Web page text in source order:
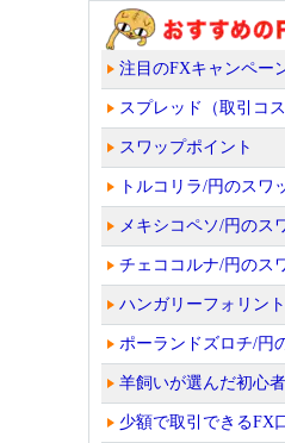
注目のFXキャンペー
スプレッド（取引コス
スワップポイント
トルコリラ/円のスワ
メキシコペソ/円のス
チェココルナ/円のス
ハンガリーフォリン
ポーランドズロチ/円
羊飼いが選んだ初心
少額で取引できるFX